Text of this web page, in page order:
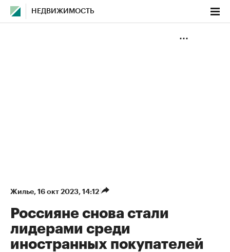
НЕДВИЖИМОСТЬ
Жилье⁠, 16 окт 2023, 14:12
Россияне снова стали
лидерами среди
иностранных покупателей